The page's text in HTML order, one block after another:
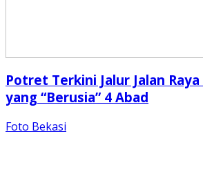
Potret Terkini Jalur Jalan
yang “Berusia” 4 Abad
Foto Bekasi